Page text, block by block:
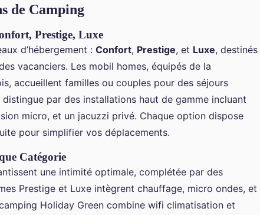
de Camping
Prestige, Luxe
d’hébergement : Confort, Prestige, et Luxe, destinés
vacanciers. Les mobil homes, équipés de la
accueillent familles ou couples pour des séjours
par des installations haut de gamme incluant
micro, et un jacuzzi privé. Chaque option dispose
pour simplifier vos déplacements.
Catégorie
une intimité optimale, complétée par des
Prestige et Luxe intègrent chauffage, micro ondes, et
Holiday Green combine wifi climatisation et